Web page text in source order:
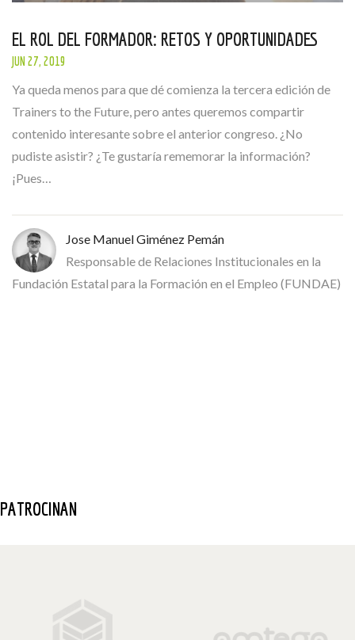
EL ROL DEL FORMADOR: RETOS Y OPORTUNIDADES
JUN 27, 2019
Ya queda menos para que dé comienza la tercera edición de
Trainers to the Future, pero antes queremos compartir
contenido interesante sobre el anterior congreso. ¿No
pudiste asistir? ¿Te gustaría rememorar la información?
¡Pues…
Jose Manuel Giménez Pemán
Responsable de Relaciones Institucionales en la
Fundación Estatal para la Formación en el Empleo (FUNDAE)
PATROCINAN